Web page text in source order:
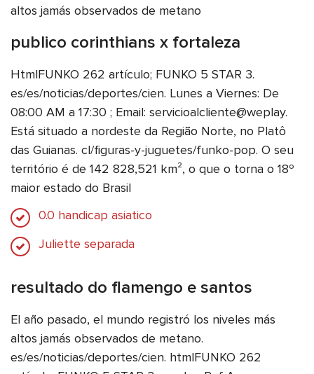
altos jamás observados de metano
publico corinthians x fortaleza
HtmlFUNKO 262 artículo; FUNKO 5 STAR 3.
es/es/noticias/deportes/cien. Lunes a Viernes: De
08:00 AM a 17:30 ; Email: servicioalcliente@weplay.
Está situado a nordeste da Região Norte, no Platô
das Guianas. cl/figuras-y-juguetes/funko-pop. O seu
território é de 142 828,521 km², o que o torna o 18º
maior estado do Brasil
0.0 handicap asiatico
Juliette separada
resultado do flamengo e santos
El año pasado, el mundo registró los niveles más
altos jamás observados de metano.
es/es/noticias/deportes/cien. htmlFUNKO 262